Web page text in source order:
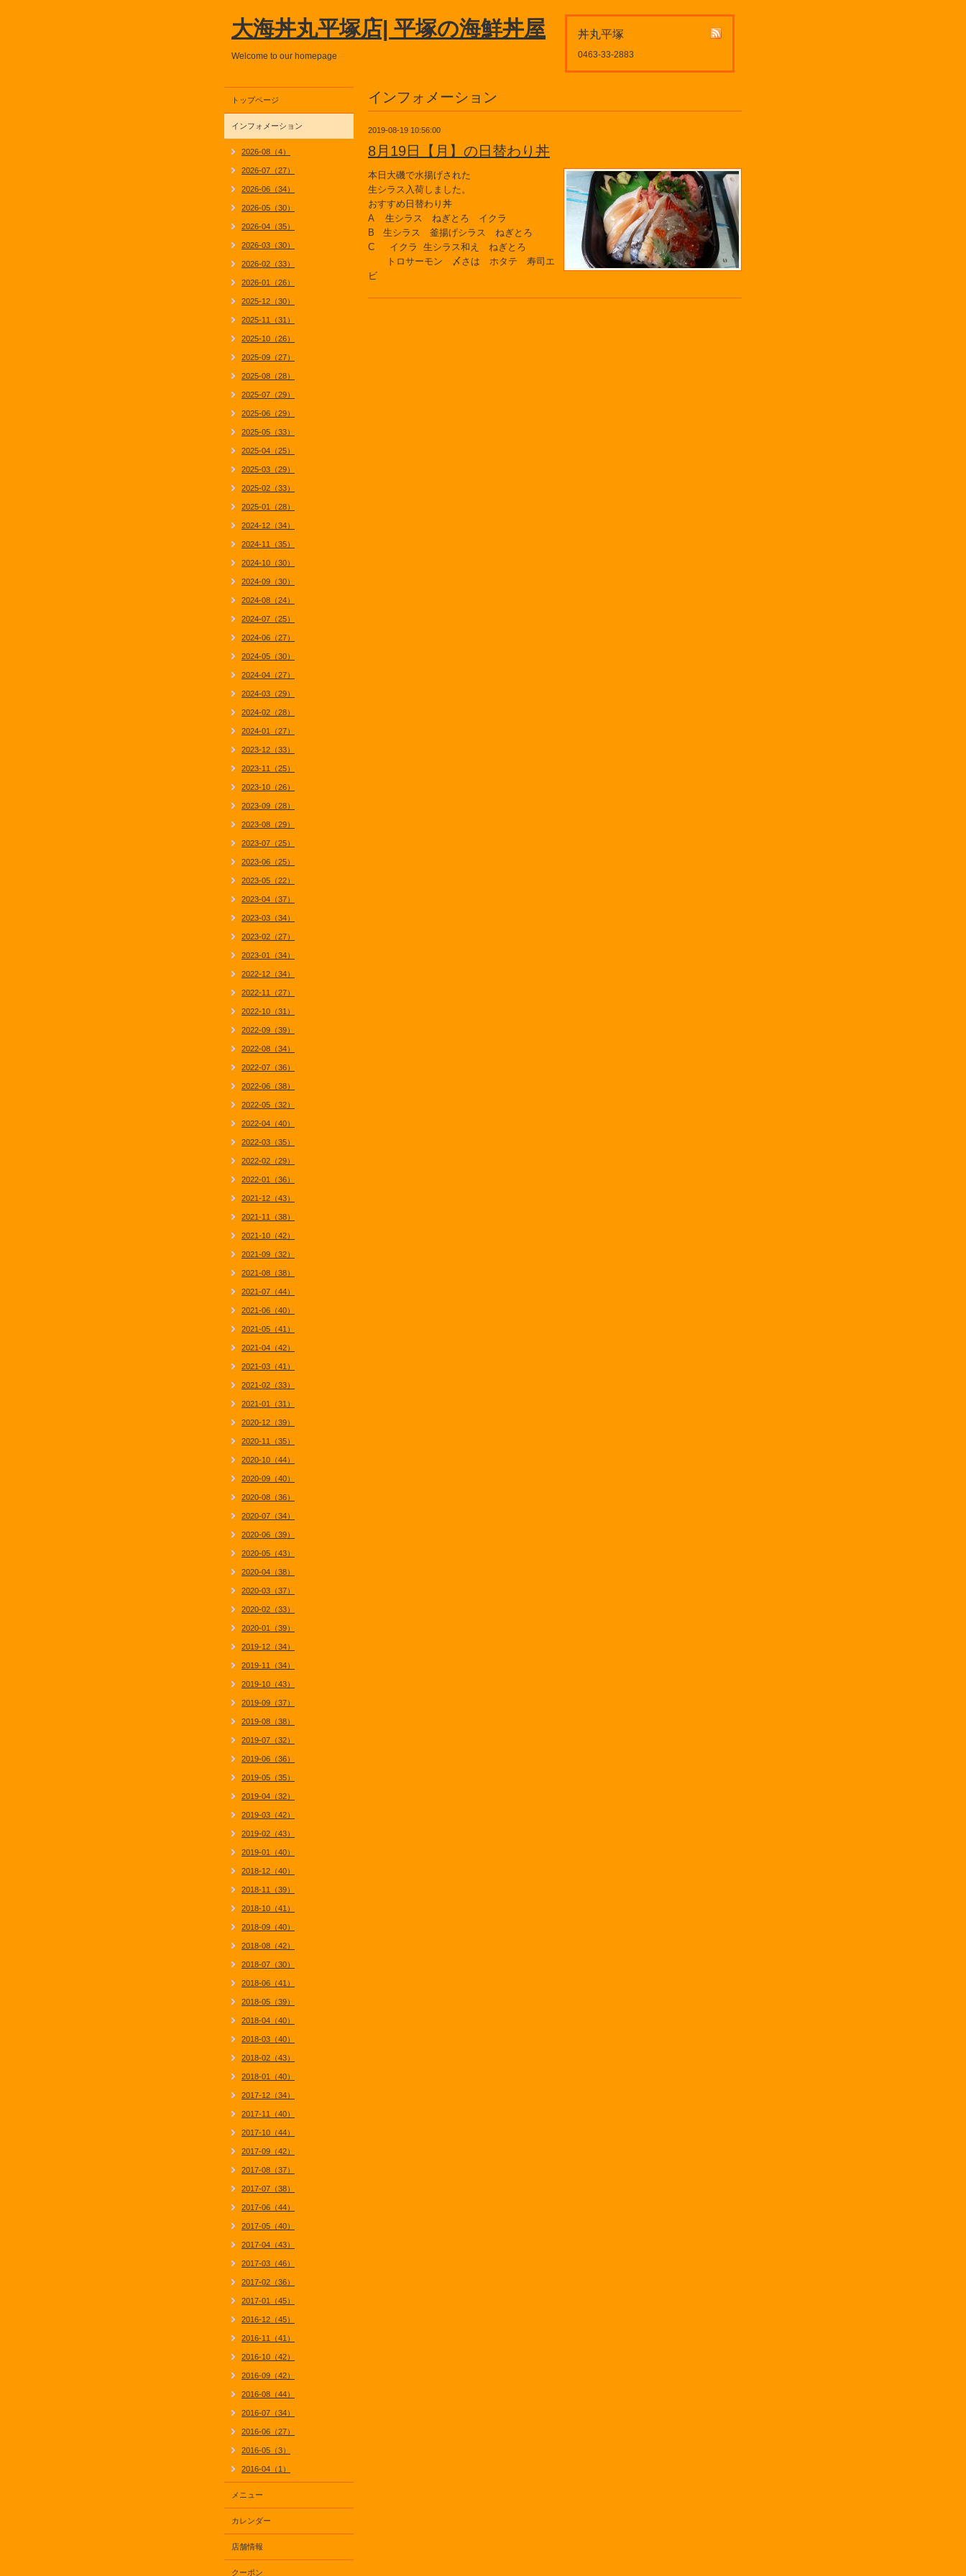
丼丸平塚
0463-33-2883
大海丼丸平塚店| 平塚の海鮮丼屋
Welcome to our homepage
インフォメーション
2019-08-19 10:56:00
8月19日【月】の日替わり丼
本日大磯で水揚げされた
生シラス入荷しました。
おすすめ日替わり丼
A 生シラス ねぎとろ イクラ
B 生シラス 釜揚げシラス ねぎとろ
C イクラ 生シラス和え ねぎとろ
トロサーモン 〆さは ホタテ 寿司エ
ビ
トップページ
インフォメーション
2026-08（4）
2026-07（27）
2026-06（34）
2026-05（30）
2026-04（35）
2026-03（30）
2026-02（33）
2026-01（26）
2025-12（30）
2025-11（31）
2025-10（26）
2025-09（27）
2025-08（28）
2025-07（29）
2025-06（29）
2025-05（33）
2025-04（25）
2025-03（29）
2025-02（33）
2025-01（28）
2024-12（34）
2024-11（35）
2024-10（30）
2024-09（30）
2024-08（24）
2024-07（25）
2024-06（27）
2024-05（30）
2024-04（27）
2024-03（29）
2024-02（28）
2024-01（27）
2023-12（33）
2023-11（25）
2023-10（26）
2023-09（28）
2023-08（29）
2023-07（25）
2023-06（25）
2023-05（22）
2023-04（37）
2023-03（34）
2023-02（27）
2023-01（34）
2022-12（34）
2022-11（27）
2022-10（31）
2022-09（39）
2022-08（34）
2022-07（36）
2022-06（38）
2022-05（32）
2022-04（40）
2022-03（35）
2022-02（29）
2022-01（36）
2021-12（43）
2021-11（38）
2021-10（42）
2021-09（32）
2021-08（38）
2021-07（44）
2021-06（40）
2021-05（41）
2021-04（42）
2021-03（41）
2021-02（33）
2021-01（31）
2020-12（39）
2020-11（35）
2020-10（44）
2020-09（40）
2020-08（36）
2020-07（34）
2020-06（39）
2020-05（43）
2020-04（38）
2020-03（37）
2020-02（33）
2020-01（39）
2019-12（34）
2019-11（34）
2019-10（43）
2019-09（37）
2019-08（38）
2019-07（32）
2019-06（36）
2019-05（35）
2019-04（32）
2019-03（42）
2019-02（43）
2019-01（40）
2018-12（40）
2018-11（39）
2018-10（41）
2018-09（40）
2018-08（42）
2018-07（30）
2018-06（41）
2018-05（39）
2018-04（40）
2018-03（40）
2018-02（43）
2018-01（40）
2017-12（34）
2017-11（40）
2017-10（44）
2017-09（42）
2017-08（37）
2017-07（38）
2017-06（44）
2017-05（40）
2017-04（43）
2017-03（46）
2017-02（36）
2017-01（45）
2016-12（45）
2016-11（41）
2016-10（42）
2016-09（42）
2016-08（44）
2016-07（34）
2016-06（27）
2016-05（3）
2016-04（1）
メニュー
カレンダー
店舗情報
クーポン